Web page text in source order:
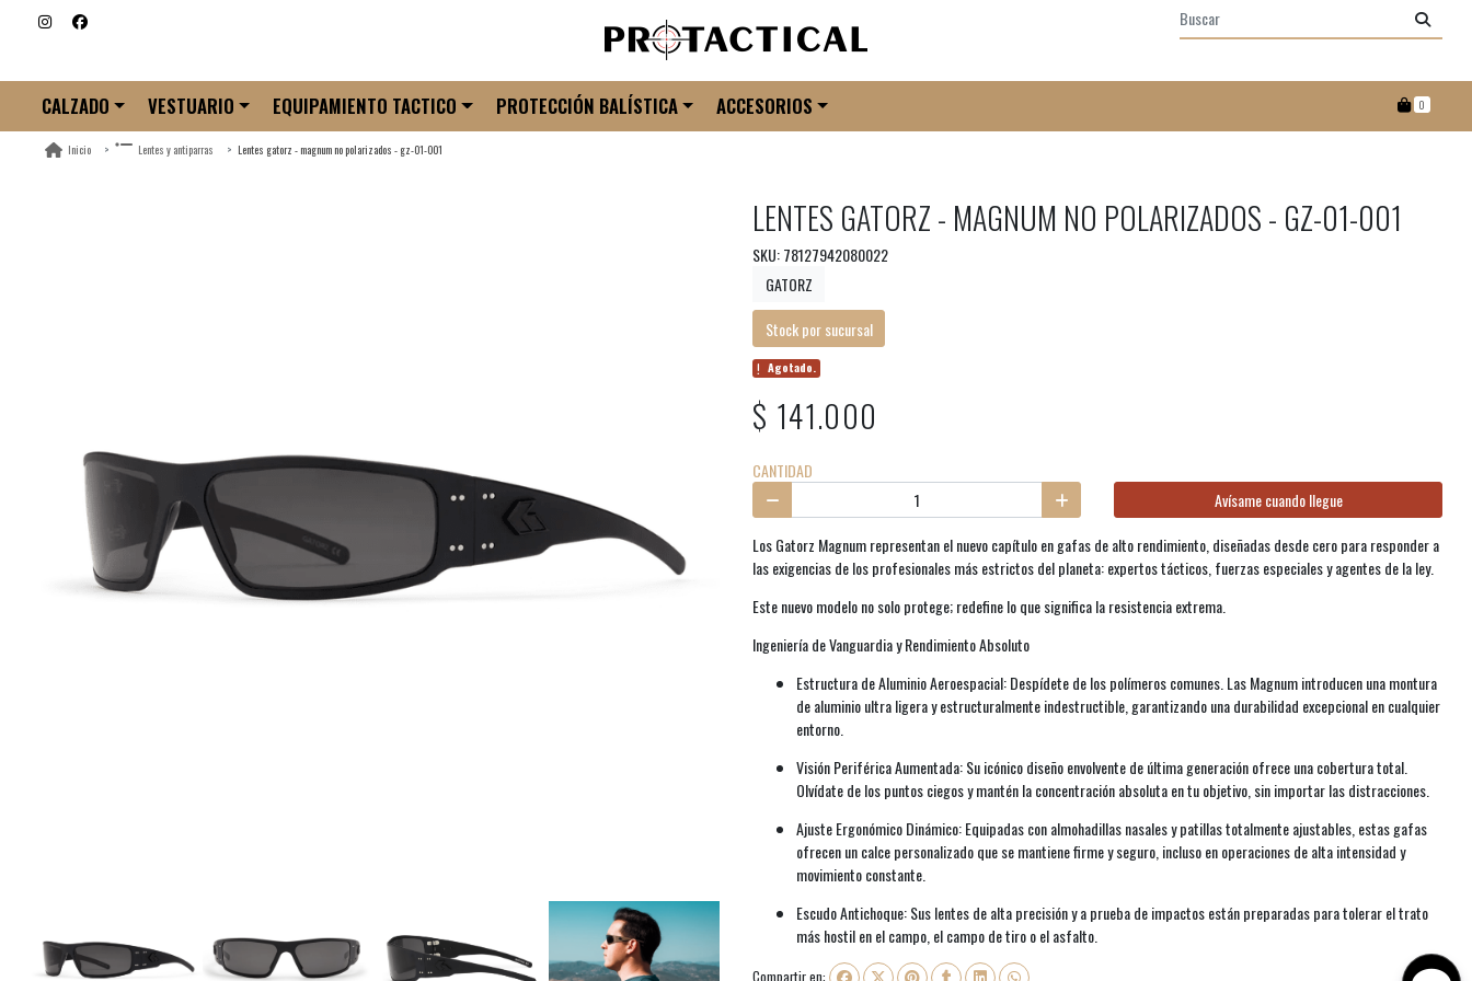
CALZADO VESTUARIO EQUIPAMIENTO TACTICO PROTECCIÓN BALÍSTICA ACCESORIOS 0
Inicio Lentes y antiparras Lentes gatorz - magnum no polarizados - gz-01-001
LENTES GATORZ - MAGNUM NO POLARIZADOS - GZ-01-001
SKU: 78127942080022
GATORZ
Stock por sucursal
Agotado.
$ 141.000
CANTIDAD
Avísame cuando llegue
Los Gatorz Magnum representan el nuevo capítulo en gafas de alto rendimiento, diseñadas desde cero para responder a
las exigencias de los profesionales más estrictos del planeta: expertos tácticos, fuerzas especiales y agentes de la ley.
Este nuevo modelo no solo protege; redefine lo que significa la resistencia extrema.
Ingeniería de Vanguardia y Rendimiento Absoluto
Estructura de Aluminio Aeroespacial: Despídete de los polímeros comunes. Las Magnum introducen una montura
de aluminio ultra ligera y estructuralmente indestructible, garantizando una durabilidad excepcional en cualquier
entorno.
Visión Periférica Aumentada: Su icónico diseño envolvente de última generación ofrece una cobertura total.
Olvídate de los puntos ciegos y mantén la concentración absoluta en tu objetivo, sin importar las distracciones.
Ajuste Ergonómico Dinámico: Equipadas con almohadillas nasales y patillas totalmente ajustables, estas gafas
ofrecen un calce personalizado que se mantiene firme y seguro, incluso en operaciones de alta intensidad y
movimiento constante.
Escudo Antichoque: Sus lentes de alta precisión y a prueba de impactos están preparadas para tolerar el trato
más hostil en el campo, el campo de tiro o el asfalto.
Compartir en: